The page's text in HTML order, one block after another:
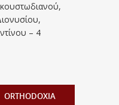
– 4
ORTHODOXIA